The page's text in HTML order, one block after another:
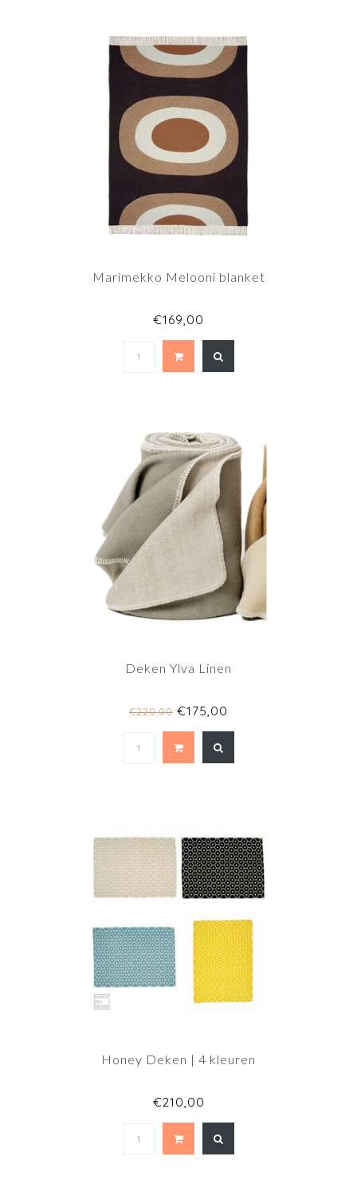
Marimekko Melooni blanket
€169,00
Deken Ylva Linen
€220,00 €175,00
Honey Deken | 4 kleuren
€210,00